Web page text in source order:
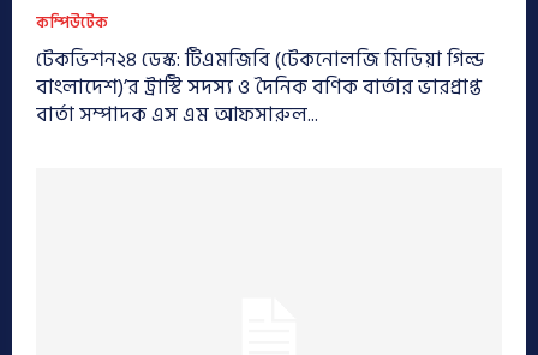
কম্পিউটেক
টেকভিশন২৪ ডেস্ক: টিএমজিবি (টেকনোলজি মিডিয়া গিল্ড
বাংলাদেশ)’র ট্রাস্টি সদস্য ও দৈনিক বণিক বার্তার ভারপ্রাপ্ত
বার্তা সম্পাদক এস এম আফসারুল...